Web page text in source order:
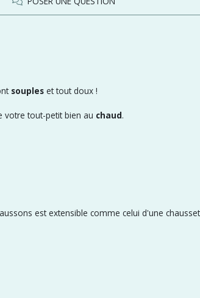
souples et tout doux !
votre tout-petit bien au chaud.
est extensible comme celui d'une